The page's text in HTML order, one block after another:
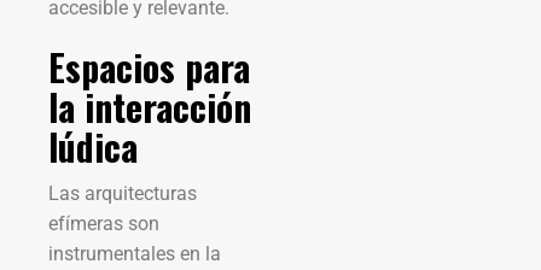
accesible y relevante.
Espacios para
la interacción
lúdica
Las arquitecturas
efímeras son
instrumentales en la